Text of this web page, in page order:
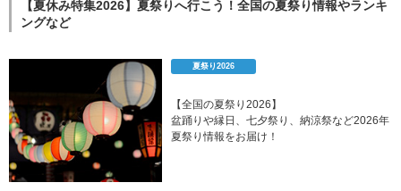
【夏休み特集2026】夏祭りへ行こう！全国の夏祭り情報やランキ
ングなど
夏祭り2026
【全国の夏祭り2026】
盆踊りや縁日、七夕祭り、納涼祭など2026年
夏祭り情報をお届け！